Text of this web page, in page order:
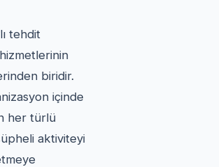
tehdit
biridir.
içinde
her türlü
aktiviteyi